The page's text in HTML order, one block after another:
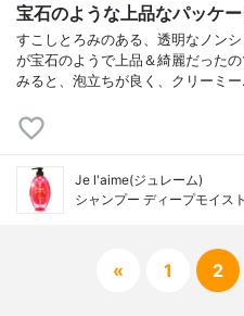
宝石のような上品なパッケ
すこしとろみのある、透明なノン
が宝石のようで上品＆綺麗だった
みると、泡立ちが良く、クリーミ
Je l'aime(ジュレーム)
シャンプー ディープモイスト
« 1 2